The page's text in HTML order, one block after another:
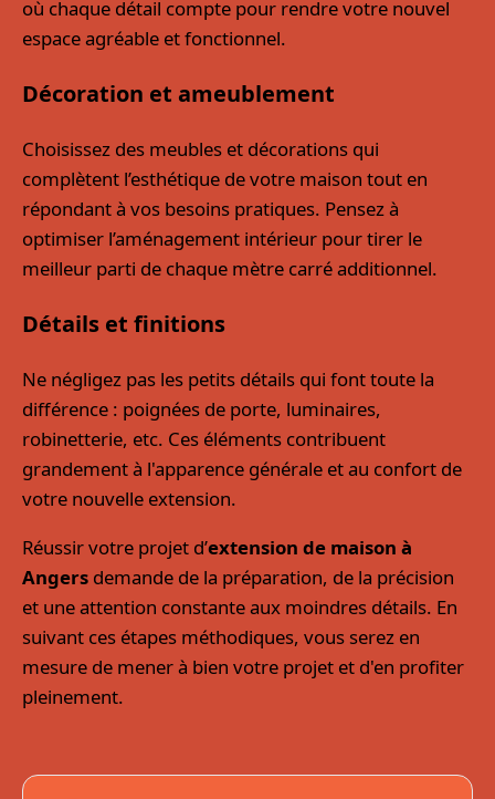
où chaque détail compte pour rendre votre nouvel
espace agréable et fonctionnel.
Décoration et ameublement
Choisissez des meubles et décorations qui
complètent l’esthétique de votre maison tout en
répondant à vos besoins pratiques. Pensez à
optimiser l’aménagement intérieur pour tirer le
meilleur parti de chaque mètre carré additionnel.
Détails et finitions
Ne négligez pas les petits détails qui font toute la
différence : poignées de porte, luminaires,
robinetterie, etc. Ces éléments contribuent
grandement à l'apparence générale et au confort de
votre nouvelle extension.
Réussir votre projet d’extension de maison à
Angers demande de la préparation, de la précision
et une attention constante aux moindres détails. En
suivant ces étapes méthodiques, vous serez en
mesure de mener à bien votre projet et d'en profiter
pleinement.